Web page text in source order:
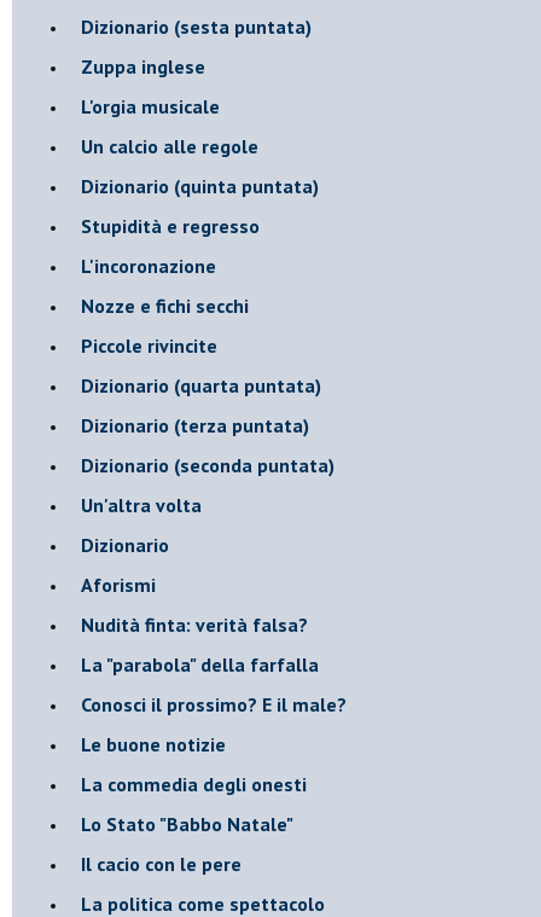
Dizionario (sesta puntata)
Zuppa inglese
L'orgia musicale
Un calcio alle regole
Dizionario (quinta puntata)
Stupidità e regresso
L'incoronazione
Nozze e fichi secchi
Piccole rivincite
​Dizionario (quarta puntata)
​Dizionario (terza puntata)
​Dizionario (seconda puntata)
Un'altra volta
Dizionario
Aforismi
Nudità finta: verità falsa?
La "parabola" della farfalla
Conosci il prossimo? E il male?
Le buone notizie
La commedia degli onesti
Lo Stato "Babbo Natale"
Il cacio con le pere
La politica come spettacolo